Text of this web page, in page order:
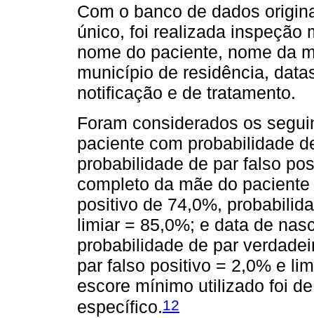
Com o banco de dados
único, foi realizada inspeção
nome do paciente, nome da
município de residência,
notificação e de tratamento.
Foram considerados os
paciente com probabilidade
probabilidade de par falso
completo da mãe do
positivo de 74,0%,
limiar = 85,0%; e data de
probabilidade de par
par falso positivo = 2,0% e
escore mínimo utilizado foi
específico.12